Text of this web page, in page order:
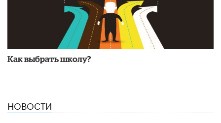
Как выбрать школу?
НОВОСТИ